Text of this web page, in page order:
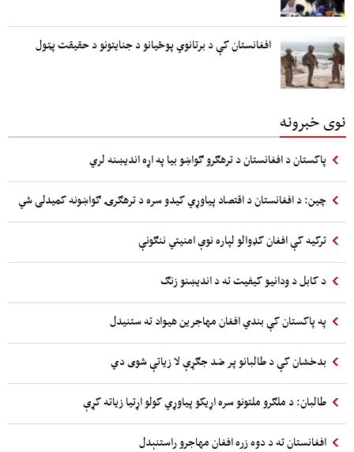
افغانستان کې د برتانوي پوځیانو د جنایتونو د حقیقت پټول
نوی خبرونه
پاکستان د افغانستان د ترهګرو ګواښو بیا په اړه اندیښنه لري
چین: د افغانستان د اقتصاد پیاوړي کیدو سره د ترهګرۍ ګواښونه کمیدلی شي
ترکیه کې افغان کډوالو لپاره نوې امنیتي ننګونې
د کابل د ودانیو کیفیت ته د اندیښنو زنګ
په پاکستان کې بندي افغان مهاجرین هیواد ته ستنیدل
بدخشان کې د طالبانو پر ضد جګړې لا زیاتې شوی دي
طالبان: د ملګرو ملتونو سره اړیکو پیاوړي کولو اړتیا زیاته کړې
افغانستان ته د دوه زره افغان مهاجرو راستنېدل